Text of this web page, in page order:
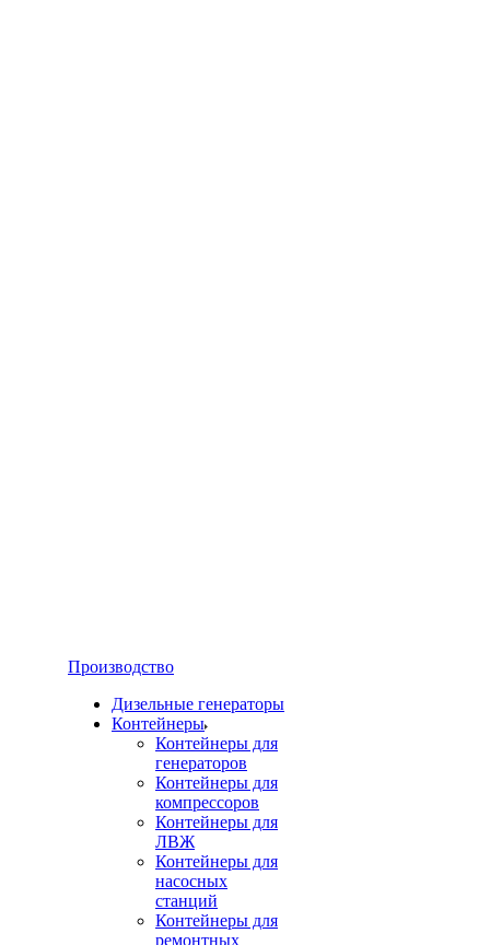
Производство
Дизельные генераторы
Контейнеры
Контейнеры для
генераторов
Контейнеры для
компрессоров
Контейнеры для
ЛВЖ
Контейнеры для
насосных
станций
Контейнеры для
ремонтных